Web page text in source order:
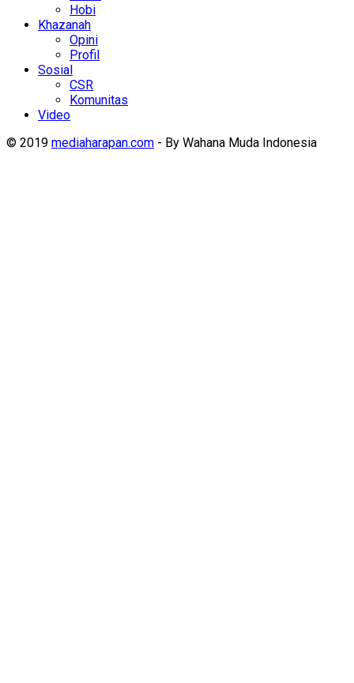
Hobi
Khazanah
Opini
Profil
Sosial
CSR
Komunitas
Video
© 2019 mediaharapan.com - By Wahana Muda Indonesia